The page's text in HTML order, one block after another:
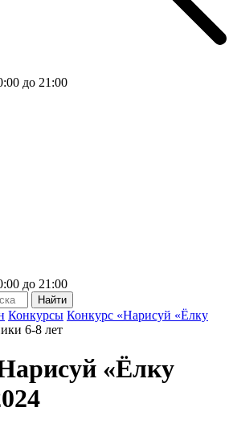
до 21:00
до 21:00
Конкурсы Конкурс «Нарисуй «Ёлку
6-8 лет
«Ёлку